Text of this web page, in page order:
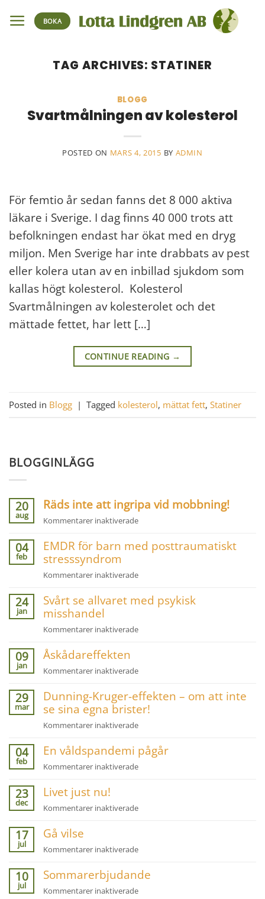
BOKA
TAG ARCHIVES: STATINER
BLOGG
Svartmålningen av kolesterol
POSTED ON MARS 4, 2015 BY ADMIN
För femtio år sedan fanns det 8 000 aktiva
läkare i Sverige. I dag finns 40 000 trots att
befolkningen endast har ökat med en dryg
miljon. Men Sverige har inte drabbats av pest
eller kolera utan av en inbillad sjukdom som
kallas högt kolesterol. Kolesterol
Svartmålningen av kolesterolet och det
mättade fettet, har lett […]
CONTINUE READING →
Posted in Blogg | Tagged kolesterol, mättat fett, Statiner
BLOGGINLÄGG
20
aug
Räds inte att ingripa vid mobbning!
Kommentarer inaktiveradeför
inte
mobbning!
04
feb
EMDR för barn med posttraumatiskt
stresssyndrom
Kommentarer inaktiveradeför
för
24
jan
Svårt se allvaret med psykisk
misshandel
Kommentarer inaktiveradeför
psykisk
misshandel
09
jan
Åskådareffekten
Kommentarer inaktiveradeför
29
mar
Dunning-Kruger-effekten – om att inte
se sina egna brister!
Kommentarer inaktiveradeför
Kruger-
inte
egna
04
feb
En våldspandemi pågår
Kommentarer inaktiveradeför
23
dec
Livet just nu!
Kommentarer inaktiveradeför
17
jul
Gå vilse
Kommentarer inaktiveradeför
vilse
10
jul
Sommarerbjudande
Kommentarer inaktiveradeför